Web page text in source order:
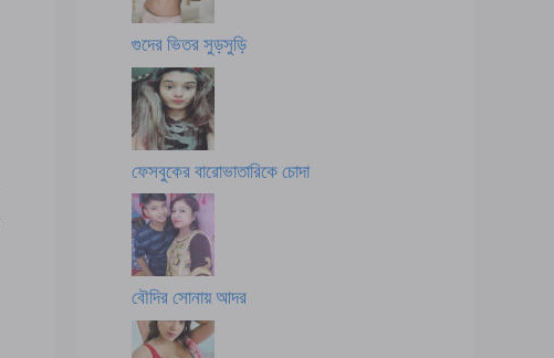
গুদের ভিতর সুড়সুড়ি
ফেসবুকের বারোভাতারিকে চোদা
বৌদির সোনায় আদর